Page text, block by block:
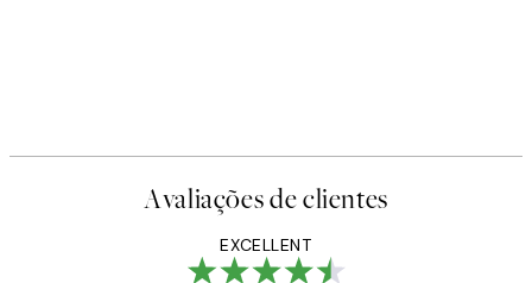
Avaliações de clientes
EXCELLENT